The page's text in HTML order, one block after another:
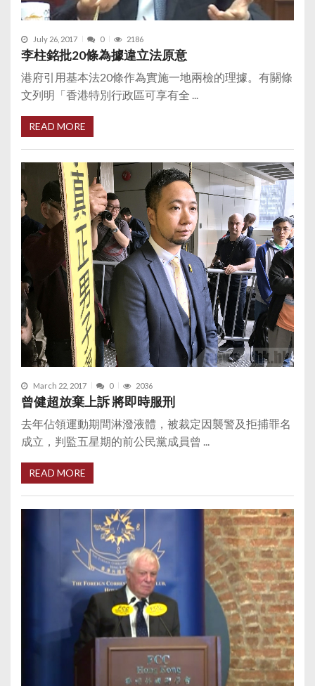
July 26, 2017 0 2186
李柱銘批20條為據違立法原意
港府引用基本法20條作為實施一地兩檢的理據。有關條
文列明「香港特別行政區可享有全 ...
READ MORE
March 22, 2017 0 2036
曾健超放棄上訴 將即時服刑
去年佔領運動期間淋潑液體，被裁定因襲警及拒捕罪名
成立，判監五星期的前公民黨成員曾 ...
READ MORE